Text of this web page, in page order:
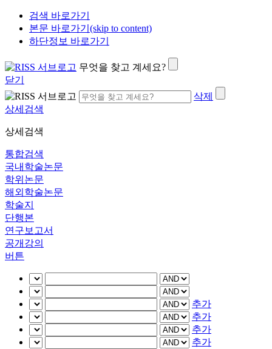
검색 바로가기
본문 바로가기(skip to content)
하단정보 바로가기
무엇을 찾고 계세요?
닫기
삭제
상세검색
상세검색
통합검색
국내학술논문
학위논문
해외학술논문
학술지
단행본
연구보고서
공개강의
버튼
추가
추가
추가
추가